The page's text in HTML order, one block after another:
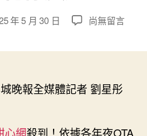
年 5 月 30 日
在
十
文
尚無留言
晚報全媒體記者 劉星彤
心網殺到！依據各年夜OTA